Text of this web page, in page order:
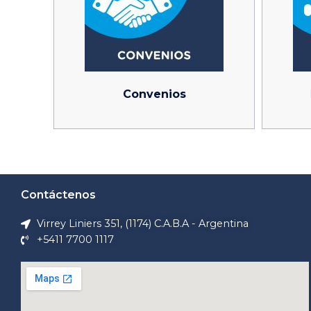
Convenios
Contáctenos
Virrey Liniers 351, (1174) C.A.B.A - Argentina
+5411 7700 1117